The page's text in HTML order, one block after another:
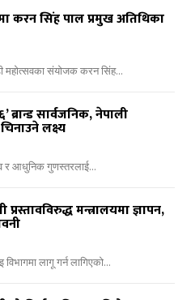
करन सिंह पाल प्रमुख अतिथिका
महोत्सवका संयोजक करन सिंह...
ब्रान्ड सार्वजनिक, नेपाली
लक्ष्य
र आधुनिक गुणस्तरलाई...
मन्त्रालयमा ज्ञापन,
लागू गर्न लागिएको...